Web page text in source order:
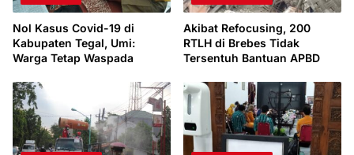
Nol Kasus Covid-19 di
Kabupaten Tegal, Umi:
Warga Tetap Waspada
Akibat Refocusing, 200
RTLH di Brebes Tidak
Tersentuh Bantuan APBD